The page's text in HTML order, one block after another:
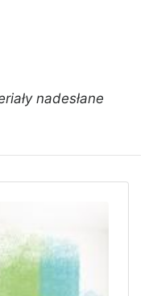
nadesłane